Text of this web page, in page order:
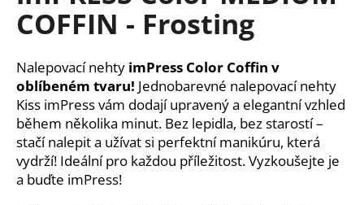
COFFIN - Frosting
Nalepovací nehty imPress Color Coffin v
oblíbeném tvaru! Jednobarevné nalepovací nehty
Kiss imPress vám dodají upravený a elegantní vzhled
během několika minut. Bez lepidla, bez starostí –
stačí nalepit a užívat si perfektní manikúru, která
vydrží! Ideální pro každou příležitost. Vyzkoušejte je
a buďte imPress!
HLEDAT
D
o
p